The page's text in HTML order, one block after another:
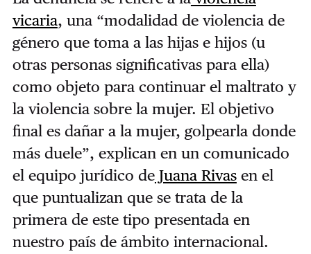
vicaria, una “modalidad de violencia de
género que toma a las hijas e hijos (u
otras personas significativas para ella)
como objeto para continuar el maltrato y
la violencia sobre la mujer. El objetivo
final es dañar a la mujer, golpearla donde
más duele”, explican en un comunicado
el equipo jurídico deJuana Rivasen el
que puntualizan que se trata de la
primera de este tipo presentada en
nuestro país de ámbito internacional.